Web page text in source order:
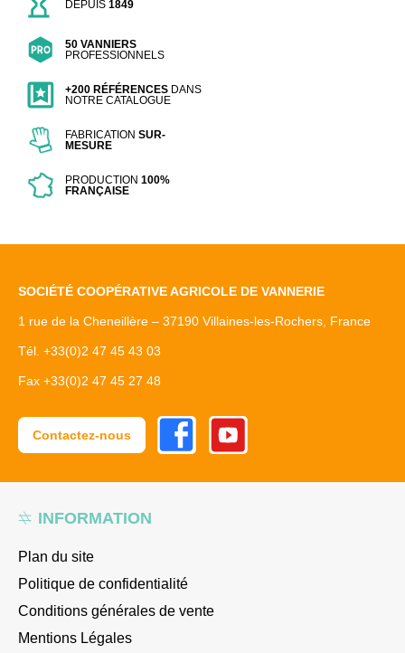
DEPUIS1849
50 VANNIERS
PROFESSIONNELS
+200 RÉFÉRENCES DANS
NOTRE CATALOGUE
FABRICATIONSUR-
MESURE
PRODUCTION100%
FRANÇAISE
INFORMATION
Plan du site
Politique de confidentialité
Conditions générales de vente
Mentions Légales
SOCIÉTÉ COOPÉRATIVE AGRICOLE DE VANNERIE
1 rue de la Cheneillère – 37190 Villaines-les-Rochers, France
Tél. +33(0)2 47 45 43 03
Fax +33(0)2 47 45 27 48
Contactez-nous
FacebookYoutube